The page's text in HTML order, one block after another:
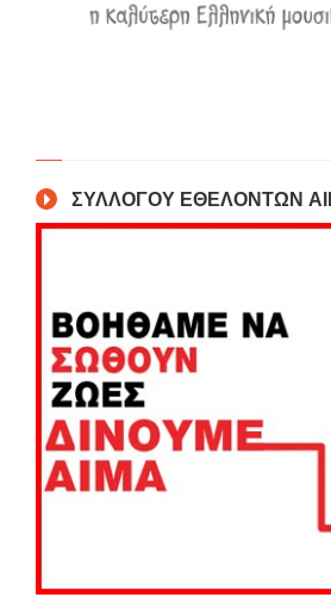
ΣΥΛΛΟΓΟΥ ΕΘΕΛΟΝΤΩΝ